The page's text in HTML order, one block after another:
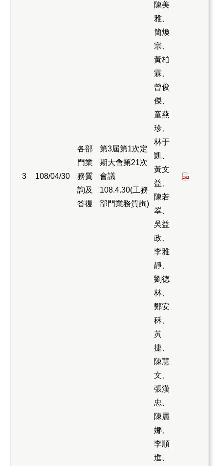
3 108/04/30
各部
門業
務質
詢及
答復
第3屆第1次定
期大會第21次
會議
108.4.30(工務
部門業務質詢)
陳美
雅、
簡煥
宗、
黃柏
霖、
曾俊
傑、
童燕
珍、
林于
凱、
黃文
益、
陳若
翠、
吳益
政、
李雅
靜、
劉德
林、
鄭安
秝、
黃
捷、
陳慧
文、
張漢
忠、
陳麗
娜、
李順
進、